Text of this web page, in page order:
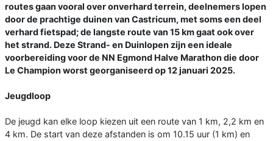
routes gaan vooral over onverhard terrein, deelnemers lopen
door de prachtige duinen van Castricum, met soms een deel
verhard fietspad; de langste route van 15 km gaat ook over
het strand. Deze Strand- en Duinlopen zijn een ideale
voorbereiding voor de NN Egmond Halve Marathon die door
Le Champion worst georganiseerd op 12 januari 2025.
Jeugdloop
De jeugd kan elke loop kiezen uit een route van 1 km, 2,2 km en
4 km. De start van deze afstanden is om 10.15 uur (1 km) en